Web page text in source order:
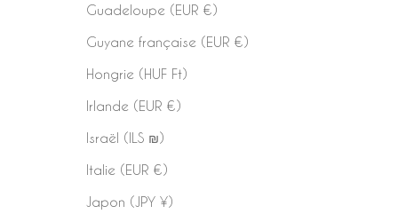
Guadeloupe (EUR €)
Guyane française (EUR €)
Hongrie (HUF Ft)
Irlande (EUR €)
Israël (ILS ₪)
Italie (EUR €)
Japon (JPY ¥)